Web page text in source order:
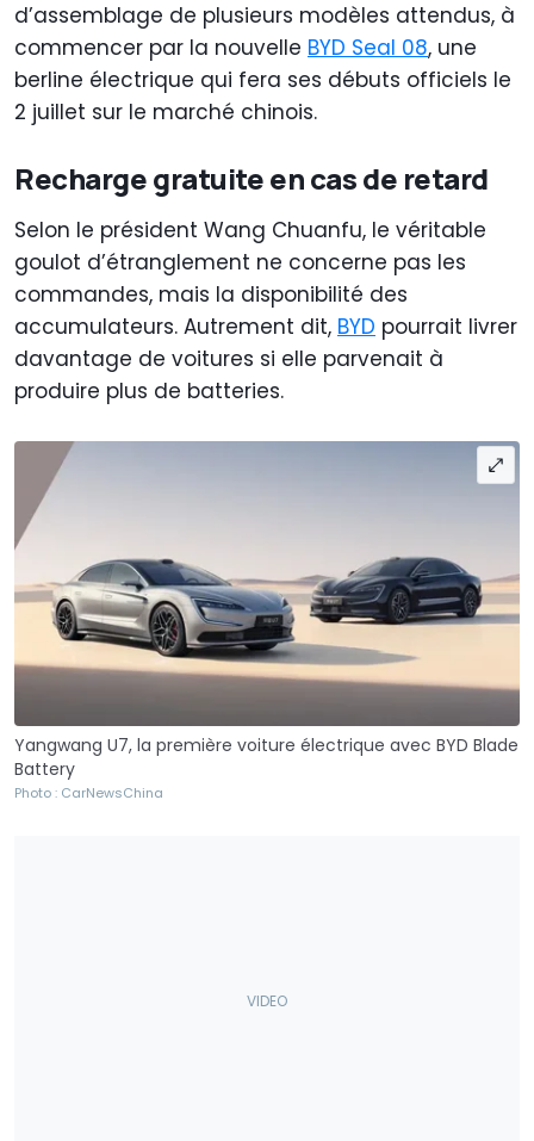
d’assemblage de plusieurs modèles attendus, à
commencer par la nouvelle BYD Seal 08, une
berline électrique qui fera ses débuts officiels le
2 juillet sur le marché chinois.
Recharge gratuite en cas de retard
Selon le président Wang Chuanfu, le véritable
goulot d’étranglement ne concerne pas les
commandes, mais la disponibilité des
accumulateurs. Autrement dit, BYD pourrait livrer
davantage de voitures si elle parvenait à
produire plus de batteries.
Yangwang U7, la première voiture électrique avec BYD Blade
Battery
Photo : CarNewsChina